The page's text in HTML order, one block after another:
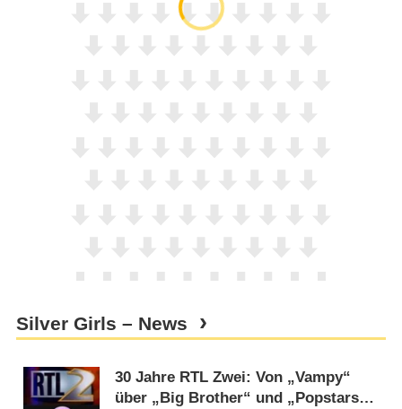
Silver Girls – News
30 Jahre RTL Zwei: Von „Vampy“
über „Big Brother“ und „Popstars“